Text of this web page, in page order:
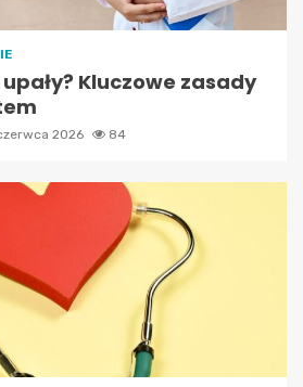
Kluczowe zasady
2026 84